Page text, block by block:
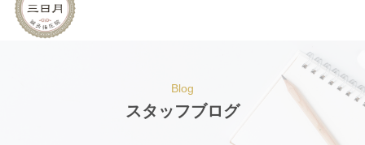
Blog
スタッフブログ